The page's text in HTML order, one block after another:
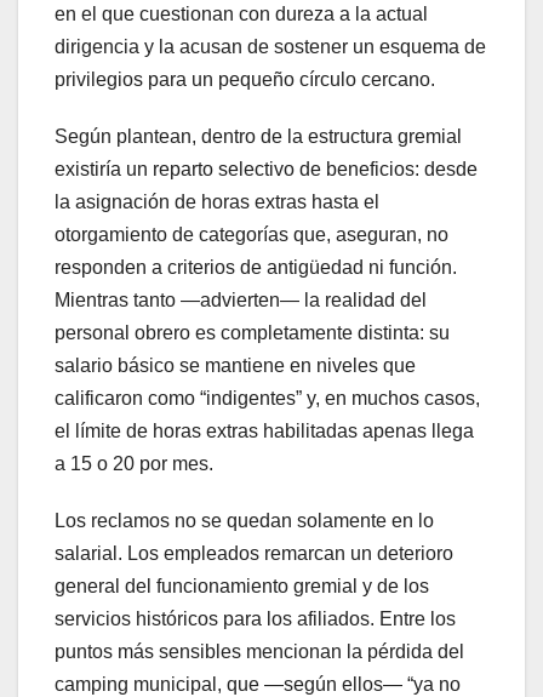
en el que cuestionan con dureza a la actual
dirigencia y la acusan de sostener un esquema de
privilegios para un pequeño círculo cercano.
Según plantean, dentro de la estructura gremial
existiría un reparto selectivo de beneficios: desde
la asignación de horas extras hasta el
otorgamiento de categorías que, aseguran, no
responden a criterios de antigüedad ni función.
Mientras tanto —advierten— la realidad del
personal obrero es completamente distinta: su
salario básico se mantiene en niveles que
calificaron como “indigentes” y, en muchos casos,
el límite de horas extras habilitadas apenas llega
a 15 o 20 por mes.
Los reclamos no se quedan solamente en lo
salarial. Los empleados remarcan un deterioro
general del funcionamiento gremial y de los
servicios históricos para los afiliados. Entre los
puntos más sensibles mencionan la pérdida del
camping municipal, que —según ellos— “ya no